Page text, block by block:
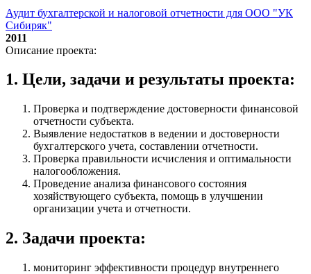
Аудит бухгалтерской и налоговой отчетности для ООО "УК
Сибиряк"
2011
Описание проекта:
1. Цели, задачи и результаты проекта:
Проверка и подтверждение достоверности финансовой
отчетности субъекта.
Выявление недостатков в ведении и достоверности
бухгалтерского учета, составлении отчетности.
Проверка правильности исчисления и оптимальности
налогообложения.
Проведение анализа финансового состояния
хозяйствующего субъекта, помощь в улучшении
организации учета и отчетности.
2. Задачи проекта:
мониторинг эффективности процедур внутреннего